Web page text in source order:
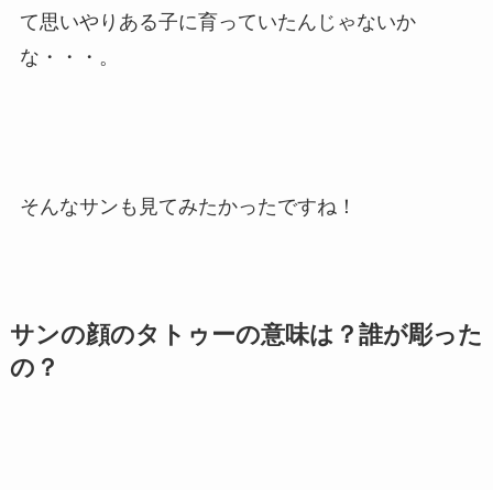
て思いやりある子に育っていたんじゃないか
な・・・。
そんなサンも見てみたかったですね！
サンの顔のタトゥーの意味は？誰が彫った
の？